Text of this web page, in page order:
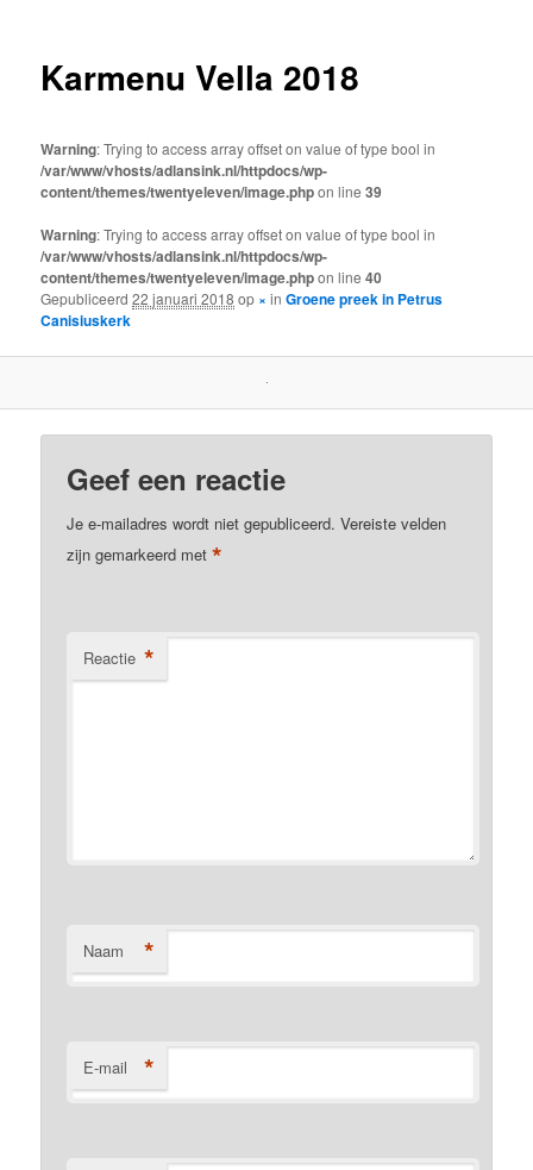
Karmenu Vella 2018
Warning: Trying to access array offset on value of type bool in
/var/www/vhosts/adlansink.nl/httpdocs/wp-
content/themes/twentyeleven/image.phpon line39
Warning: Trying to access array offset on value of type bool in
/var/www/vhosts/adlansink.nl/httpdocs/wp-
content/themes/twentyeleven/image.phpon line40
Gepubliceerd22 januari 2018 op ×inGroene preek in Petrus
Canisiuskerk
Geef een reactie
Je e-mailadres wordt niet gepubliceerd. Vereiste velden
zijn gemarkeerd met*
Reactie *
Naam *
E-mail *